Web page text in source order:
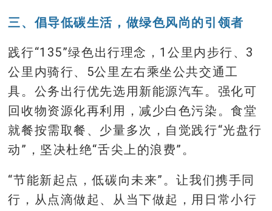
三、倡导低碳生活，做绿色风尚的引领者
践行“135”绿色出行理念，1公里内步行、3
公里内骑行、5公里左右乘坐公共交通工
具。公务出行优先选用新能源汽车。强化可
回收物资源化再利用，减少白色污染。食堂
就餐按需取餐、少量多次，自觉践行“光盘行
动”，坚决杜绝“舌尖上的浪费”。
“节能新起点，低碳向未来”。让我们携手同
行，从点滴做起、从当下做起，用日常小行